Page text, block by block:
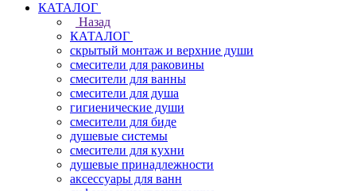
КАТАЛОГ
Назад
КАТАЛОГ
скрытый монтаж и верхние души
смесители для раковины
смесители для ванны
смесители для душа
гигиенические души
смесители для биде
душевые системы
смесители для кухни
душевые принадлежности
аксессуары для ванн